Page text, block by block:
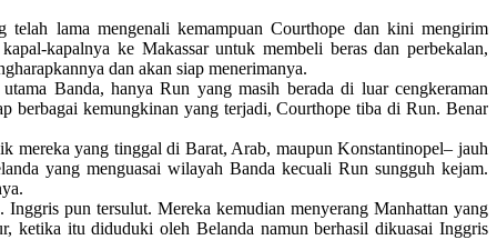
lama mengenali kemampuan Courthope dan kini mengirim
kapalnya ke Makassar untuk membeli beras dan perbekalan,
dan akan siap menerimanya.
Banda, hanya Run yang masih berada di luar cengkeraman
berbagai kemungkinan yang terjadi, Courthope tiba di Run. Benar
mereka yang tinggal di Barat, Arab, maupun Konstantinopel– jauh
yang menguasai wilayah Banda kecuali Run sungguh kejam.
pun tersulut. Mereka kemudian menyerang Manhattan yang
ketika itu diduduki oleh Belanda namun berhasil dikuasai Inggris